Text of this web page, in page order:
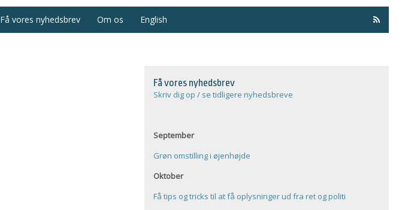
Få vores nyhedsbrev Om os English
Få vores nyhedsbrev
Skriv dig op / se tidligere nyhedsbreve
September
Grøn omstilling i øjenhøjde
Oktober
Få tips og tricks til at få oplysninger ud fra ret og politi